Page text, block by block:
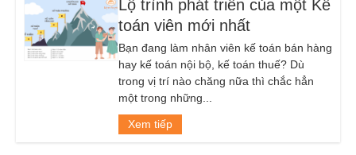
Lộ trình phát triển của một Kế
toán viên mới nhất
Bạn đang làm nhân viên kế toán bán hàng
hay kế toán nội bộ, kế toán thuế? Dù
trong vị trí nào chăng nữa thì chắc hẳn
một trong những...
Xem tiếp